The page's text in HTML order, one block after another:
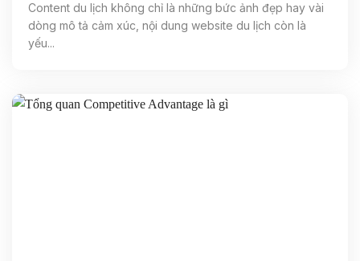
Content du lịch không chỉ là những bức ảnh đẹp hay vài
dòng mô tả cảm xúc, nội dung website du lịch còn là
yếu...